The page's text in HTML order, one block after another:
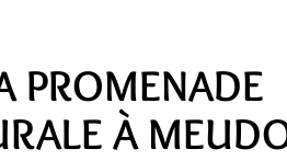
PROMENADE
À